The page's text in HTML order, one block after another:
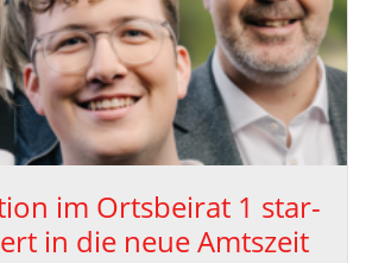
im Orts­bei­rat 1 star­
in die neue Amts­zeit